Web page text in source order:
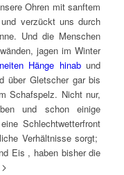
Ohren mit sanftem
verzückt uns durch
Und die Menschen
jagen im Winter
Hänge hinabund
über Gletscher gar bis
Schafspelz. Nicht nur,
und schon einige
Schlechtwetterfront
Verhältnisse sorgt;
Eis , haben bisher die